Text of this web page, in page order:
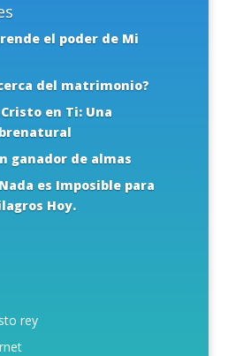
el poder de Mi
del matrimonio?
en Ti: Una
ganador de almas
es Imposible para
Hoy.
rey